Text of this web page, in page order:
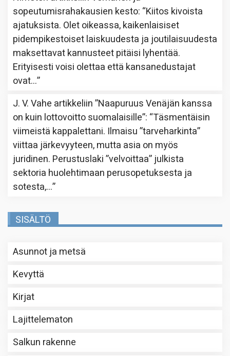
sopeutumisrahakausien kesto: “Kiitos kivoista
ajatuksista. Olet oikeassa, kaikenlaisiset
pidempikestoiset laiskuudesta ja joutilaisuudesta
maksettavat kannusteet pitäisi lyhentää.
Erityisesti voisi olettaa että kansanedustajat
ovat…”
J. V. Vahe artikkeliin”Naapuruus Venäjän kanssa
on kuin lottovoitto suomalaisille”: “Täsmentäisin
viimeistä kappalettani. Ilmaisu ”tarveharkinta”
viittaa järkevyyteen, mutta asia on myös
juridinen. Perustuslaki ”velvoittaa” julkista
sektoria huolehtimaan perusopetuksesta ja
sotesta,…”
SISÄLTÖ
Asunnot ja metsä
Kevyttä
Kirjat
Lajittelematon
Salkun rakenne